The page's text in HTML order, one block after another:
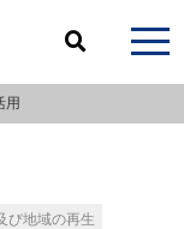
用
び地域の再生